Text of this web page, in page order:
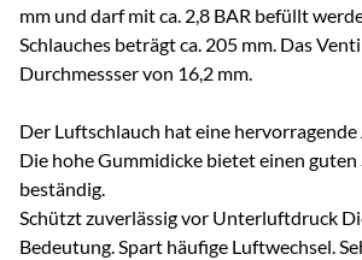
mm und darf mit ca. 2,8 BAR befüllt
Schlauches beträgt ca. 205 mm. Das
Durchmessser von 16,2 mm.
Der Luftschlauch hat eine
Die hohe Gummidicke bietet einen
beständig.
Schützt zuverlässig vor Unterluftdruck
Bedeutung. Spart häufige Luftwechsel.